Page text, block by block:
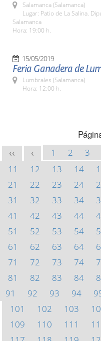
Salamanca (Salamanca)
Lugar: Patio de La Salina.
Salamanca
Hora: 19:00 h.
15/05/2019
Feria Ganadera de
Lumbrales (Salamanca)
Hora: 12:00 h.
<< < 1 2 3
11
12 13 14
21
22 23 24
31
32 33 34
41
42 43 44
51
52 53 54
61
62 63 64
71
72 73 74
81
82 83 84
91
92 93 94
101
102 103
109
110 111